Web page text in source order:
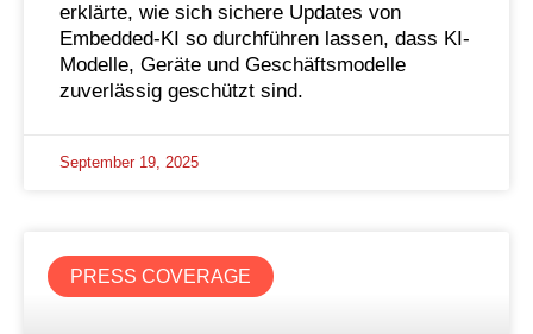
erklärte, wie sich sichere Updates von
Embedded-KI so durchführen lassen, dass KI-
Modelle, Geräte und Geschäftsmodelle
zuverlässig geschützt sind.
September 19, 2025
PRESS COVERAGE